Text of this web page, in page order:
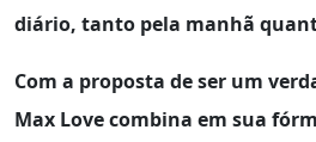
diário, tanto pela manhã
Com a proposta de ser um
Max Lovecombina em sua